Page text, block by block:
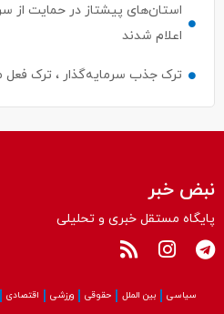
استان‌های پیشتاز در حمایت از
اعلام شدند
ترک جذب سرمایه‌گذار ، ترک
نبض خبر
پایگاه مستقل خبری و تحلیلی
سیاسی بین الملل حقوقی ورزشی اقتصادی